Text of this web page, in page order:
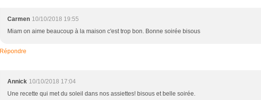
Carmen 10/10/2018 19:55
Miam on aime beaucoup à la maison c'est trop bon. Bonne soirée bisous
Répondre
Annick 10/10/2018 17:04
Une recette qui met du soleil dans nos assiettes! bisous et belle soirée.